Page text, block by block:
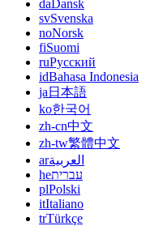
da Dansk
svSvenska
noNorsk
fiSuomi
ruРусский
idBahasa Indonesia
ja 日本語
ko한국어
zh-cn中文
zh-tw繁體中文
arالعربية
heעברית
plPolski
itItaliano
trTürkçe